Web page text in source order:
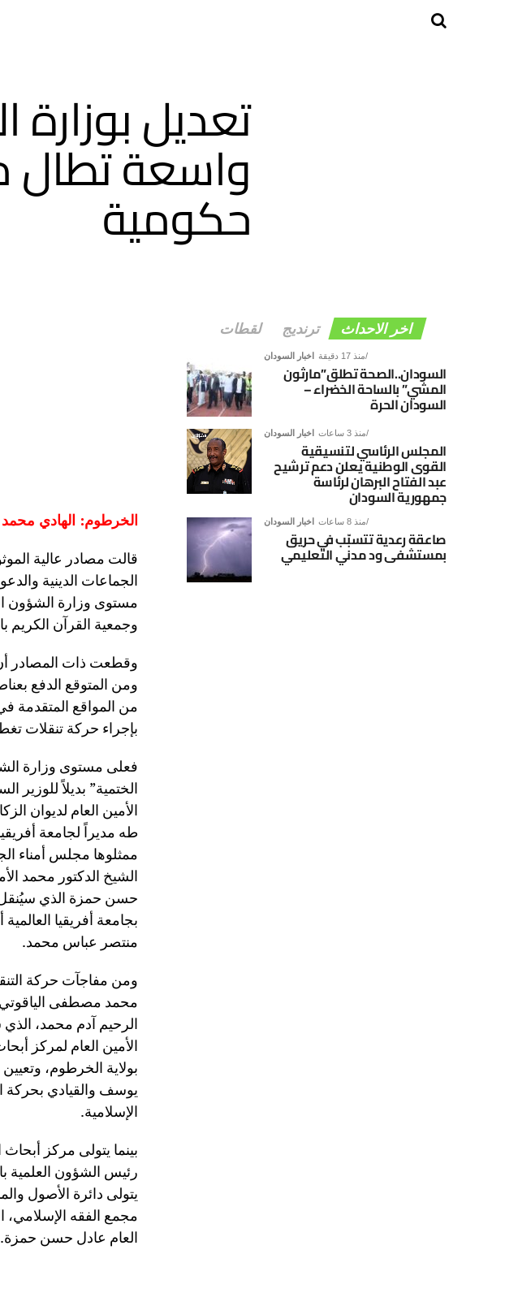
تعديل بوزارة
واسعة
حكومية
الخرطوم: الهادي محمد
قالت مصادر عالية
الجماعات الدينية
مستوى وزارة الشؤون
وجمعية القرآن الكريم
وقطعت ذات المصادر أن
ومن المتوقع الدفع
من المواقع المتقدمة
بإجراء حركة تنقلات
فعلى مستوى وزارة
الختمية” بديلاً
الأمين العام لديوان
طه مديراً لجامعة
ممثلوها مجلس أمناء
الشيخ الدكتور محمد
حسن حمزة الذي سيُنقل
بجامعة أفريقيا
منتصر عباس محمد.
ومن مفاجآت حركة
محمد مصطفى الياقوتي
الرحيم آدم محمد، الذي
الأمين العام لمركز
بولاية الخرطوم،
يوسف والقيادي بحركة
الإسلامية.
بينما يتولى مركز
رئيس الشؤون العلمية
يتولى دائرة الأصول
مجمع الفقه الإسلامي،
العام عادل حسن حمزة.
اخر الاحداث ترنديج لقطات
اخبار السودان منذ 17 دقيقة
السودان..الصحة تطلق”مارثون
المشي” بالساحة الخضراء –
السودان الحرة
اخبار السودان منذ 3 ساعات
المجلس الرئاسي لتنسيقية
القوى الوطنية يعلن دعم ترشيح
عبد الفتاح البرهان لرئاسة
جمهورية السودان
اخبار السودان منذ 8 ساعات
صاعقة رعدية تتسبّب في حريق
بمستشفى ود مدني التعليمي